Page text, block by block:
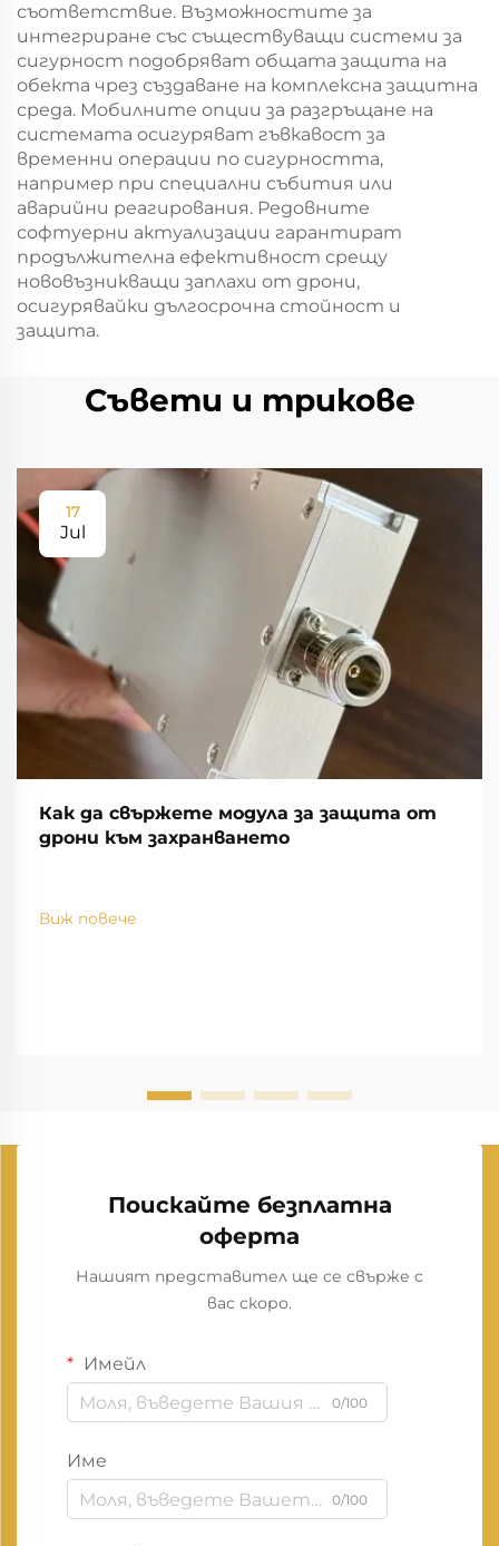
съответствие. Възможностите за
интегриране със съществуващи системи за
сигурност подобряват общата защита на
обекта чрез създаване на комплексна защитна
среда. Мобилните опции за разгръщане на
системата осигуряват гъвкавост за
временни операции по сигурността,
например при специални събития или
аварийни реагирования. Редовните
софтуерни актуализации гарантират
продължителна ефективност срещу
нововъзникващи заплахи от дрони,
осигурявайки дългосрочна стойност и
защита.
Съвети и трикове
17
Jul
Как да свържете модула за защита от
дрони към захранването
Виж повече
Поискайте безплатна
оферта
Нашият представител ще се свърже с
вас скоро.
Имейл
0/100
Име
0/100